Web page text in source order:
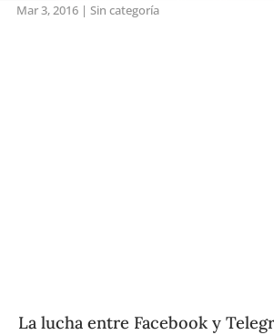
Mar 3, 2016| Sin categoría
La lucha entre Facebook y